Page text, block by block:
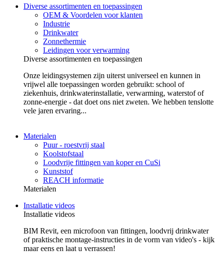
Diverse assortimenten en toepassingen
OEM & Voordelen voor klanten
Industrie
Drinkwater
Zonnethermie
Leidingen voor verwarming
Diverse assortimenten en toepassingen
Onze leidingsystemen zijn uiterst universeel en kunnen in
vrijwel alle toepassingen worden gebruikt: school of
ziekenhuis, drinkwaterinstallatie, verwarming, waterstof of
zonne-energie - dat doet ons niet zweten. We hebben tenslotte
vele jaren ervaring...
Materialen
Puur - roestvrij staal
Koolstofstaal
Loodvrije fittingen van koper en CuSi
Kunststof
REACH informatie
Materialen
Installatie videos
Installatie videos
BIM Revit, een microfoon van fittingen, loodvrij drinkwater
of praktische montage-instructies in de vorm van video's - kijk
maar eens en laat u verrassen!